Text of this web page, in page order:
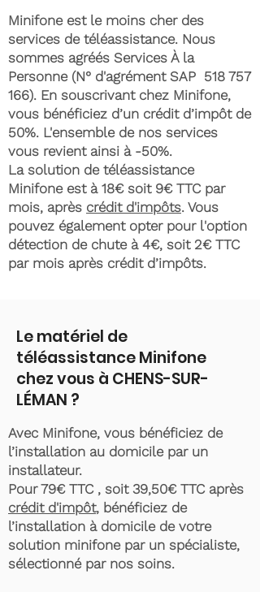
Minifone est le moins cher des
services de téléassistance. Nous
sommes agréés Services À la
Personne (N° d'agrément SAP 518 757
166). En souscrivant chez Minifone,
vous bénéficiez d’un crédit d’impôt de
50%. L'ensemble de nos services
vous revient ainsi à -50%.
La solution de téléassistance
Minifone est à 18€ soit 9€ TTC par
mois, après crédit d'impôts. Vous
pouvez également opter pour l'option
détection de chute à 4€, soit 2€ TTC
par mois après crédit d’impôts.
Le matériel de
téléassistance Minifone
chez vous à CHENS-SUR-
LÉMAN ?
Avec Minifone, vous bénéficiez de
l’installation au domicile par un
installateur.
Pour 79€ TTC , soit 39,50€ TTC après
crédit d'impôt, bénéficiez de
l’installation à domicile de votre
solution minifone par un spécialiste,
sélectionné par nos soins.